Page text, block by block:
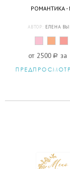
РОМАНТИКА
АВТОР: ЕЛЕНА
от 2500 a за
ПРЕДПРОСМОТР